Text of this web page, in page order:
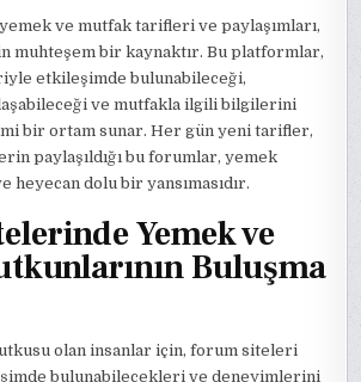
ve mutfak tarifleri ve paylaşımları,
muhteşem bir kaynaktır. Bu platformlar,
etkileşimde bulunabileceği,
ve mutfakla ilgili bilgilerini
bir ortam sunar. Her gün yeni tarifler,
paylaşıldığı bu forumlar, yemek
heyecan dolu bir yansımasıdır.
Yemek ve
Buluşma
olan insanlar için, forum siteleri
bulunabilecekleri ve deneyimlerini